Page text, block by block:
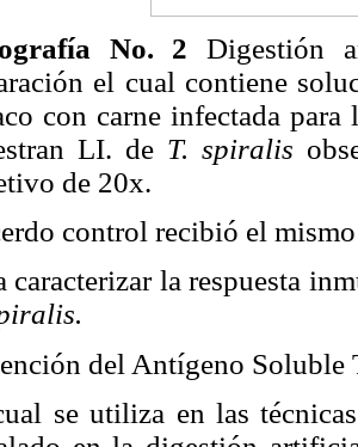
No. 2Digestión
el cual contiene
con carne infectada
LI. de T. spiralis
de 20x.
control recibió el
caracterizar la respuesta
del Antígeno Soluble
se utiliza en las